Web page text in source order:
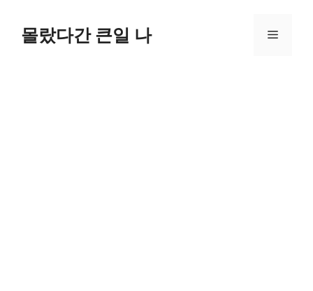
몰랐다간 큰일 나 메